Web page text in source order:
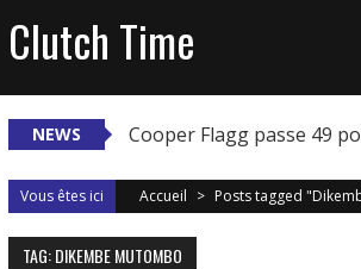
Clutch Time
NEWS Cooper Flagg passe 49
Vous êtes ici Accueil > Posts tagged
TAG: DIKEMBE MUTOMBO